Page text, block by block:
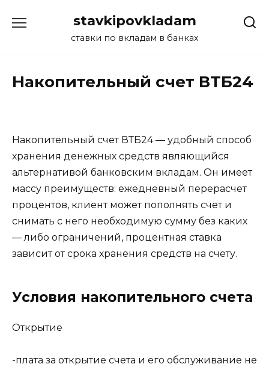
stavkipovkladam
ставки по вкладам в банках
Накопительный счет ВТБ24
Накопительный счет ВТБ24 — удобный способ
хранения денежных средств являющийся
альтернативой банковским вкладам. Он имеет
массу преимуществ: ежедневный перерасчет
процентов, клиент может пополнять счет и
снимать с него необходимую сумму без каких
— либо ограничений, процентная ставка
зависит от срока хранения средств на счету.
Условия накопительного счета
Открытие
-плата за открытие счета и его обслуживание не